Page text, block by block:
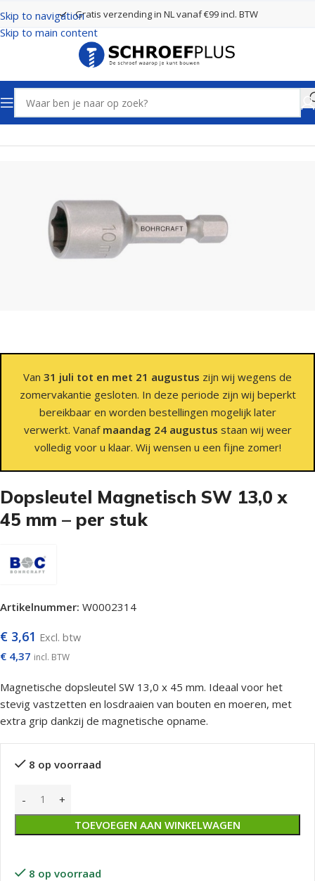
Skip to navigation
Skip to main content
Gratis verzending in NL vanaf €99 incl. BTW
Home Schroefbits
Van 31 juli tot en met 21 augustus zijn wij wegens de
zomervakantie gesloten. In deze periode zijn wij beperkt
bereikbaar en worden bestellingen mogelijk later
verwerkt. Vanaf maandag 24 augustus staan wij weer
volledig voor u klaar. Wij wensen u een fijne zomer!
Dopsleutel Magnetisch SW 13,0 x
45 mm – per stuk
Artikelnummer: W0002314
€ 3,61 Excl. btw
€ 4,37 incl. BTW
Magnetische dopsleutel SW 13,0 x 45 mm. Ideaal voor het
stevig vastzetten en losdraaien van bouten en moeren, met
extra grip dankzij de magnetische opname.
8 op voorraad
TOEVOEGEN AAN WINKELWAGEN
8 op voorraad